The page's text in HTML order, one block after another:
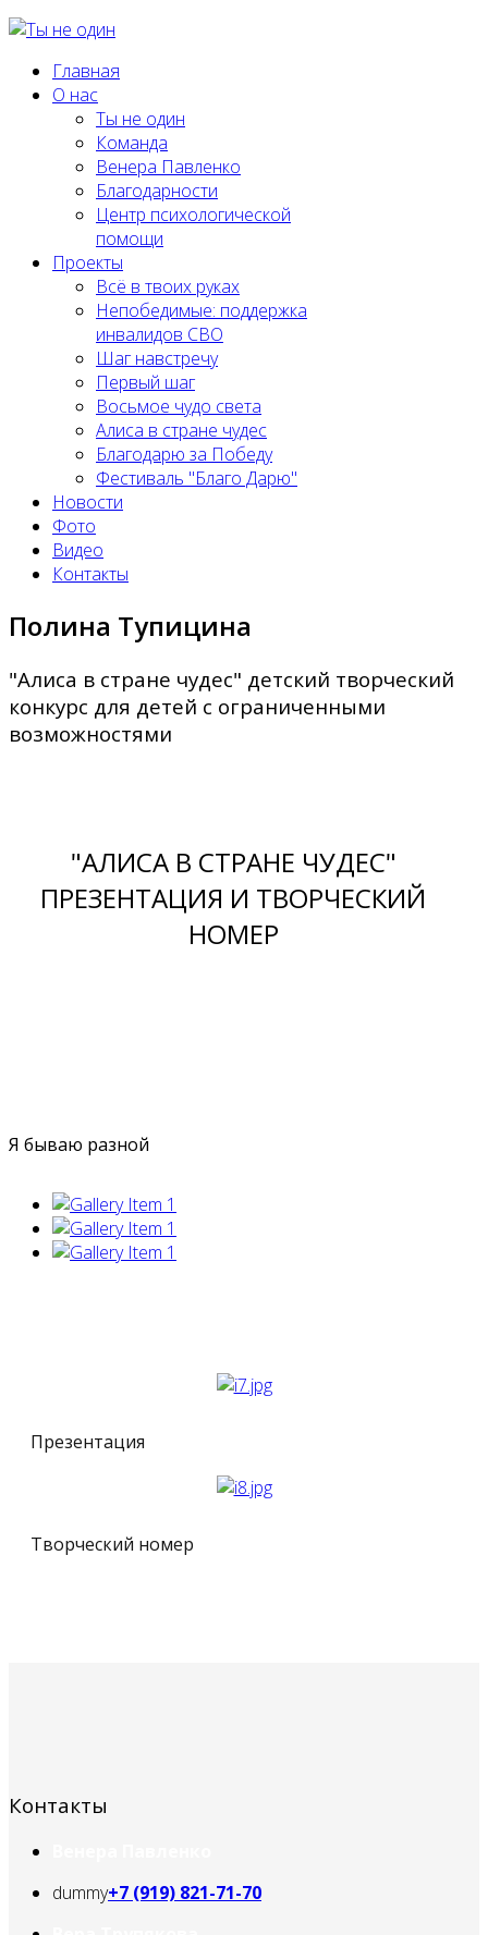
Главная
О нас
Ты не один
Команда
Венера Павленко
Благодарности
Центр психологической
помощи
Проекты
Всё в твоих руках
Непобедимые: поддержка
инвалидов СВО
Шаг навстречу
Первый шаг
Восьмое чудо света
Алиса в стране чудес
Благодарю за Победу
Фестиваль "Благо Дарю"
Новости
Фото
Видео
Контакты
Полина Тупицина
"Алиса в стране чудес" детский творческий
конкурс для детей с ограниченными
возможностями
"АЛИСА В СТРАНЕ ЧУДЕС"
ПРЕЗЕНТАЦИЯ И ТВОРЧЕСКИЙ
НОМЕР
Я бываю разной
Презентация
Творческий номер
Контакты
dummy+7 (919) 821-71-70